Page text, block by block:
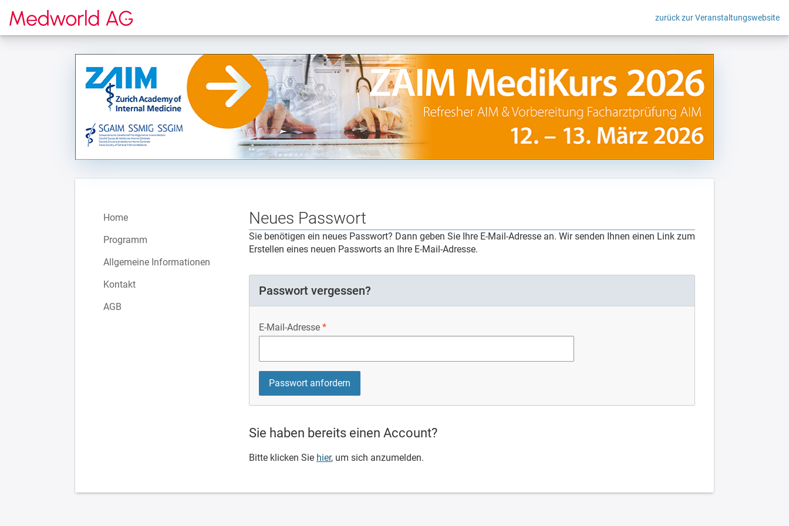
Zur Startseite zurück zur Veranstaltungswebsite
Home
Programm
Allgemeine Informationen
Kontakt
AGB
Neues Passwort
Sie benötigen ein neues Passwort? Dann geben Sie Ihre E-Mail-Adresse an. Wir senden Ihnen einen Link zum
Erstellen eines neuen Passworts an Ihre E-Mail-Adresse.
Passwort vergessen?
E-Mail-Adresse
Sie haben bereits einen Account?
Bitte klicken Sie hier, um sich anzumelden.